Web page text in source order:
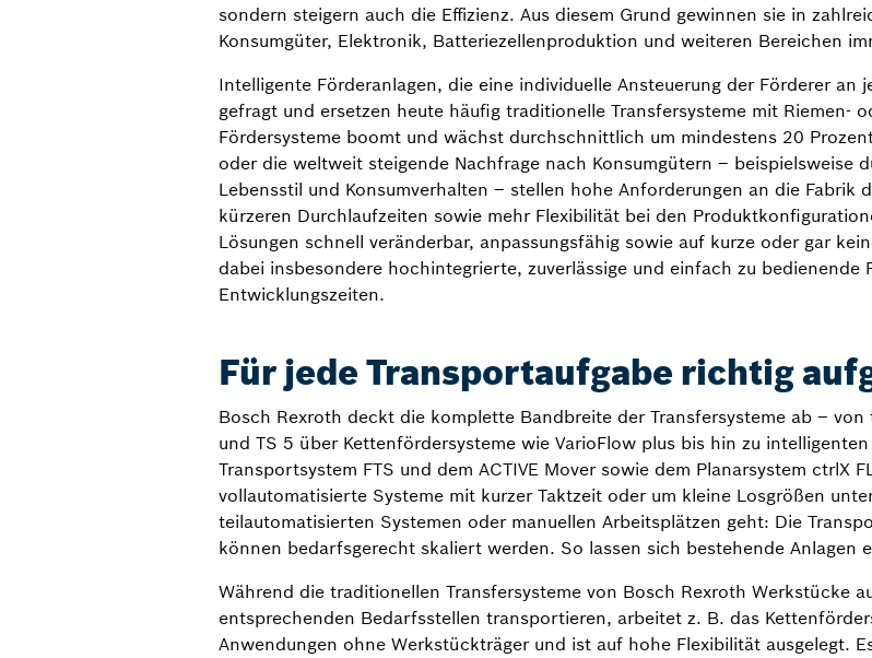
sondern steigern auch die Effizienz. Aus diesem Grund gewinnen sie in
Konsumgüter, Elektronik, Batteriezellenproduktion und weiteren Bereichen
Intelligente Förderanlagen, die eine individuelle Ansteuerung der Förderer an
gefragt und ersetzen heute häufig traditionelle Transfersysteme mit Riemen-
Fördersysteme boomt und wächst durchschnittlich um mindestens 20
oder die weltweit steigende Nachfrage nach Konsumgütern – beispielsweise
Lebensstil und Konsumverhalten – stellen hohe Anforderungen an die Fabrik
kürzeren Durchlaufzeiten sowie mehr Flexibilität bei den
Lösungen schnell veränderbar, anpassungsfähig sowie auf kurze oder gar
dabei insbesondere hochintegrierte, zuverlässige und einfach zu bedienende
Entwicklungszeiten.
Für jede Transportaufgabe richtig
Bosch Rexroth deckt die komplette Bandbreite der Transfersysteme ab –
und TS 5 über Kettenfördersysteme wie VarioFlow plus bis hin zu
Transportsystem FTS und dem ACTIVE Mover sowie dem Planarsystem ctrlX
vollautomatisierte Systeme mit kurzer Taktzeit oder um kleine Losgrößen
teilautomatisierten Systemen oder manuellen Arbeitsplätzen geht: Die
können bedarfsgerecht skaliert werden. So lassen sich bestehende Anlagen
Während die traditionellen Transfersysteme von Bosch Rexroth Werkstücke
entsprechenden Bedarfsstellen transportieren, arbeitet z. B. das
Anwendungen ohne Werkstückträger und ist auf hohe Flexibilität ausgelegt.